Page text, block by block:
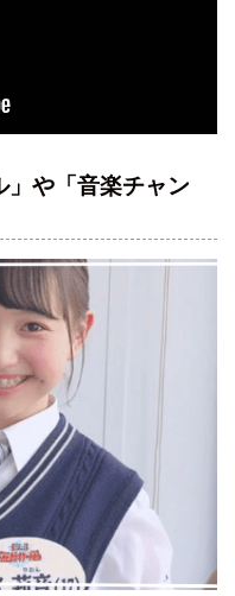
」や「音楽チャン